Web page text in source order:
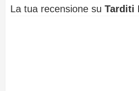
La tua recensione su Tarditi